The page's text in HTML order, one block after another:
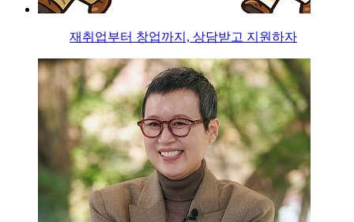
재취업부터 창업까지, 상담받고 지원하자